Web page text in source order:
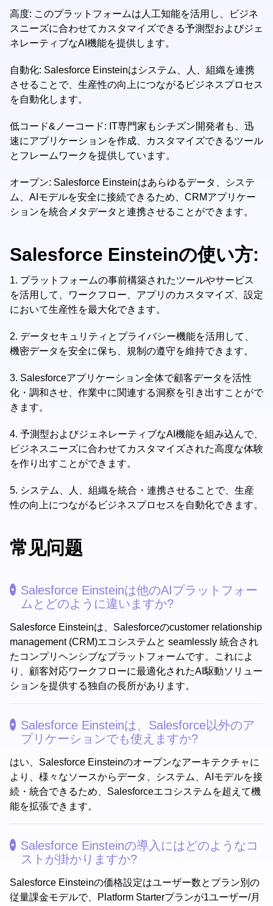
高度: このプラットフォームは人工知能を活用し、ビジネ
スニーズに合わせてカスタマイズできる予測型およびジェ
ネレーティブなAI機能を提供します。
自動化: Salesforce Einsteinはシステム、人、組織を連携
させることで、生産性の向上につながるビジネスプロセス
を自動化します。
低コード&ノーコード: IT専門家もシチズン開発者も、迅
速にアプリケーションを作成、カスタマイズできるツール
とフレームワークを提供しています。
オープン: Salesforce Einsteinはあらゆるデータ、システ
ム、AIモデルを安全に接続できるため、CRMアプリケー
ションを統合メタデータと連携させることができます。
Salesforce Einsteinの使い方:
1. プラットフォームの事前構築されたツールやサービス
を活用して、ワークフロー、アプリのカスタマイズ、設定
において生産性を最大化できます。
2. データセキュリティとプライバシー機能を活用して、
機密データを安全に保ち、規制の遵守を維持できます。
3. Salesforceアプリケーション全体で顧客データを活性
化・調和させ、作業中に関連する洞察を引き出すことがで
きます。
4. 予測型およびジェネレーティブなAI機能を組み込んで、
ビジネスニーズに合わせてカスタマイズされた高度な体験
を作り出すことができます。
5. システム、人、組織を統合・連携させることで、生産
性の向上につながるビジネスプロセスを自動化できます。
常见问题
Salesforce Einsteinは他のAIプラットフォー
ムとどのように違いますか?
Salesforce Einsteinは、Salesforceのcustomer relationship
management (CRM)エコシステムと seamlessly 統合され
たコンプリヘンシブなプラットフォームです。これによ
り、顧客対応ワークフローに最適化されたAI駆動ソリュー
ションを提供する独自の長所があります。
Salesforce Einsteinは、Salesforce以外のア
プリケーションでも使えますか?
はい、Salesforce Einsteinのオープンなアーキテクチャに
より、様々なソースからデータ、システム、AIモデルを接
続・統合できるため、Salesforceエコシステムを超えて機
能を拡張できます。
Salesforce Einsteinの導入にはどのようなコ
ストが掛かりますか?
Salesforce Einsteinの価格設定はユーザー数とプラン別の
従量課金モデルで、Platform Starterプランが1ユーザー/月